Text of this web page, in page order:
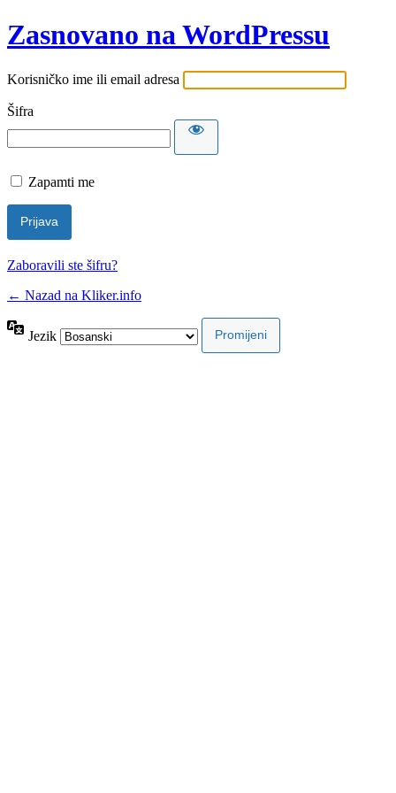
Zasnovano na WordPressu
Korisničko ime ili email adresa
Šifra
Zapamti me
Zaboravili ste šifru?
← Nazad na Kliker.info
Jezik